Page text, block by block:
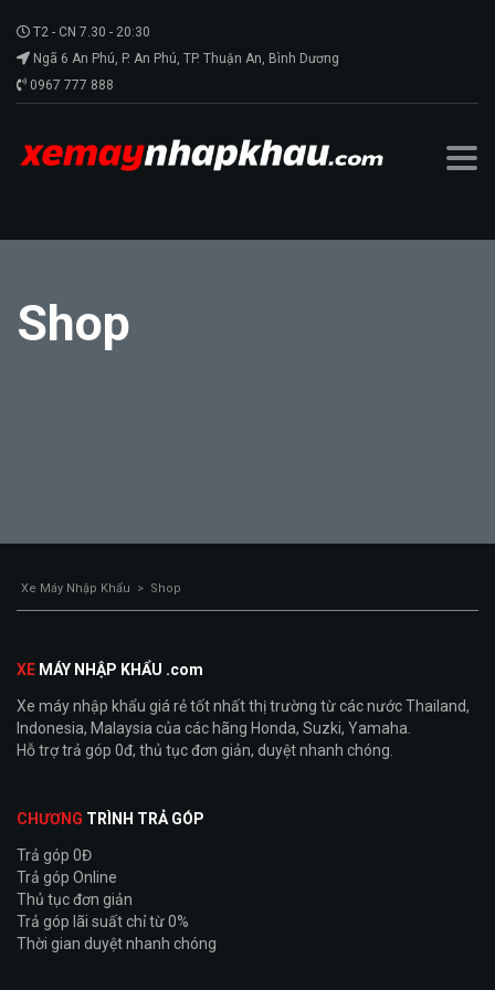
T2 - CN 7.30 - 20:30
Ngã 6 An Phú, P. An Phú, TP. Thuận An, Bình Dương
0967 777 888
Shop
Xe Máy Nhập Khẩu > Shop
XE MÁY NHẬP KHẨU .com
Xe máy nhập khẩu giá rẻ tốt nhất thị trường từ các nước Thailand,
Indonesia, Malaysia của các hãng Honda, Suzki, Yamaha.
Hỗ trợ trả góp 0đ, thủ tục đơn giản, duyệt nhanh chóng.
CHƯƠNG TRÌNH TRẢ GÓP
Trả góp 0Đ
Trả góp Online
Thủ tục đơn giản
Trả góp lãi suất chỉ từ 0%
Thời gian duyệt nhanh chóng